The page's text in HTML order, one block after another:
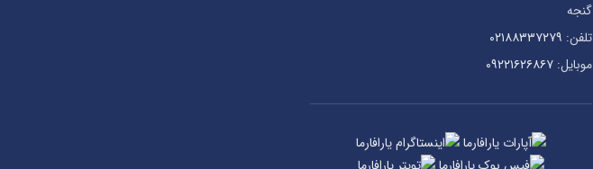
گنجه
تلفن: ۰۲۱۸۸۳۳۷۲۷۹
موبایل: ۰۹۲۲۱۶۲۶۸۶۷